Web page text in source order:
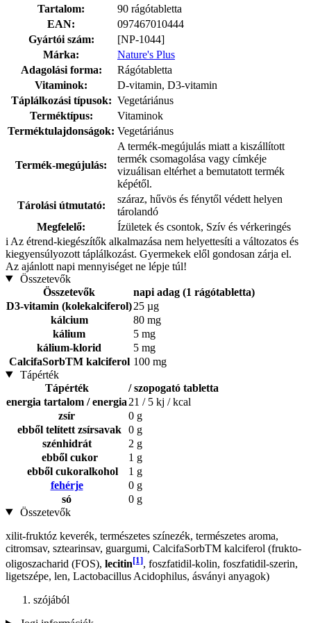
Tartalom:
90 rágótabletta
EAN:
097467010444
Gyártói szám:
[NP-1044]
Márka:
Nature's Plus
Adagolási forma:
Rágótabletta
Vitaminok:
D-vitamin, D3-vitamin
Táplálkozási típusok: Vegetáriánus
Terméktípus:
Vitaminok
Terméktulajdonságok: Vegetáriánus
Termék-megújulás:
A termék-megújulás miatt a kiszállított
termék csomagolása vagy címkéje
vizuálisan eltérhet a bemutatott termék
képétől.
Tárolási útmutató:
száraz, hűvös és fénytől védett helyen
tárolandó
Megfelelő:
Ízületek és csontok, Szív és vérkeringés
i Az étrend-kiegészítők alkalmazása nem helyettesíti a változatos és
kiegyensúlyozott táplálkozást. Gyermekek elől gondosan zárja el.
Az ajánlott napi mennyiséget ne lépje túl!
Összetevők
Összetevők
napi adag (1 rágótabletta)
D3-vitamin (kolekalciferol)25 µg
kálcium
80 mg
kálium
5 mg
kálium-klorid
5 mg
CalcifaSorbTM kalciferol 100 mg
Tápérték
Tápérték
/ szopogató tabletta
energia tartalom / energia 21 / 5 kj / kcal
zsír
0 g
ebből telített zsírsavak 0 g
szénhidrát
2 g
ebből cukor
1 g
ebből cukoralkohol
1 g
fehérje
0 g
só
0 g
Összetevők
xilit-fruktóz keverék, természetes színezék, természetes aroma,
citromsav, sztearinsav, guargumi, CalcifaSorbTM kalciferol (frukto-
oligoszacharid (FOS), lecitin[1], foszfatidil-kolin, foszfatidil-szerin,
ligetszépe, len, Lactobacillus Acidophilus, ásványi anyagok)
szójából